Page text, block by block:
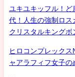
ユキユキッフル！ど
代！人生の強制ロス
クリスタルキング
ヒロコンプレック
ャアラフィフ女子